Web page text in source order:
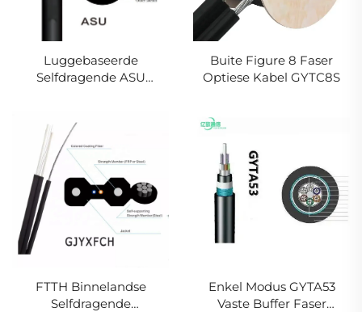
Luggebaseerde
Selfdragende ASU
Buite Figure 8 Faser
Optiese Kabel GYTC8S
FTTH Binnelandse
Selfdragende
Enkel Modus GYTA53
Vaste Buffer Faser